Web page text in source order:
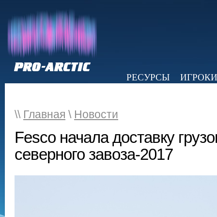
РЕСУРСЫ
ИГРОКИ
\\ Главная \ Новости
Fesco начала доставку
северного завоза-2017